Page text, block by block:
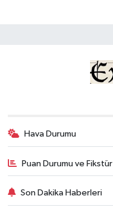
Hava Durumu
Puan Durumu ve Fikstür
Son Dakika Haberleri